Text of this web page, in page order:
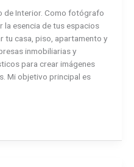
de Interior. Como fotógrafo
la esencia de tus espacios
tu casa, piso, apartamento y
inmobiliarias y
para crear imágenes
Mi objetivo principal es